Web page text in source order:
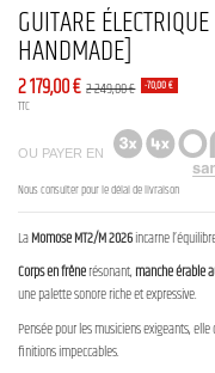
GUITARE
HANDMADE]
2 179,00 € 2 249,00 € -70,00 €
TTC
OU PAYER EN
Nous consulter pour le délai de livraison
LaMomose MT2/M 2026incarne
Corps en frênerésonant, manche érable
une palette sonore riche et expressive.
Pensée pour les musiciens exigeants,
finitions impeccables.